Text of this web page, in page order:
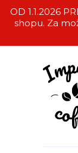
OD 1.1.2026
shopu. Za